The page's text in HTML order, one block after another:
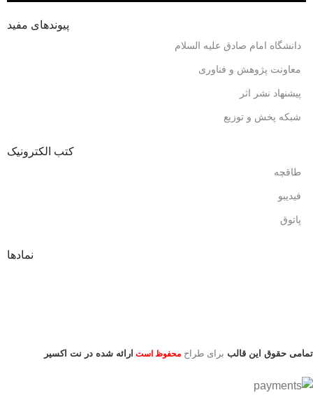
پیوندهای مفید
دانشگاه امام صادق علیه السلام
معاونت پژوهش و فناوری
پیشنهاد نشر اثر
شبکه پخش و توزیع
کتب الکترونیک
طاقچه
فیدیبو
پاتوق
نمادها
تمامی حقوق این قالب برای طراح محفوظ است ارائه شده در نت اکسیر